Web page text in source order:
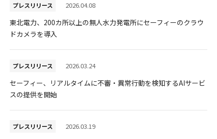
プレスリリース 2026.04.08
東北電力、200カ所以上の無人水力発電所にセーフィーのクラウ
ドカメラを導入
プレスリリース 2026.03.24
セーフィー、リアルタイムに不審・異常行動を検知するAIサービ
スの提供を開始
プレスリリース 2026.03.19